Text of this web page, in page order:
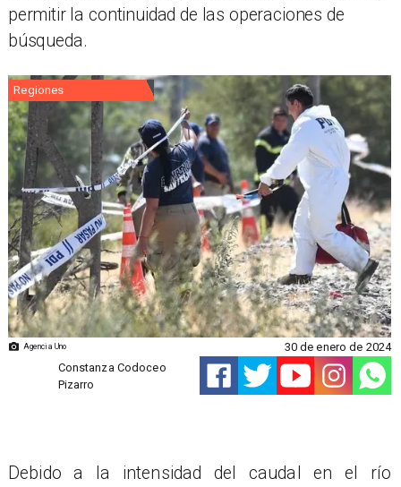
permitir la continuidad de las operaciones de
búsqueda.
Agencia Uno
Regiones
Constanza Codoceo
Pizarro
30 de enero de 2024
​Debido a la intensidad del caudal en el río